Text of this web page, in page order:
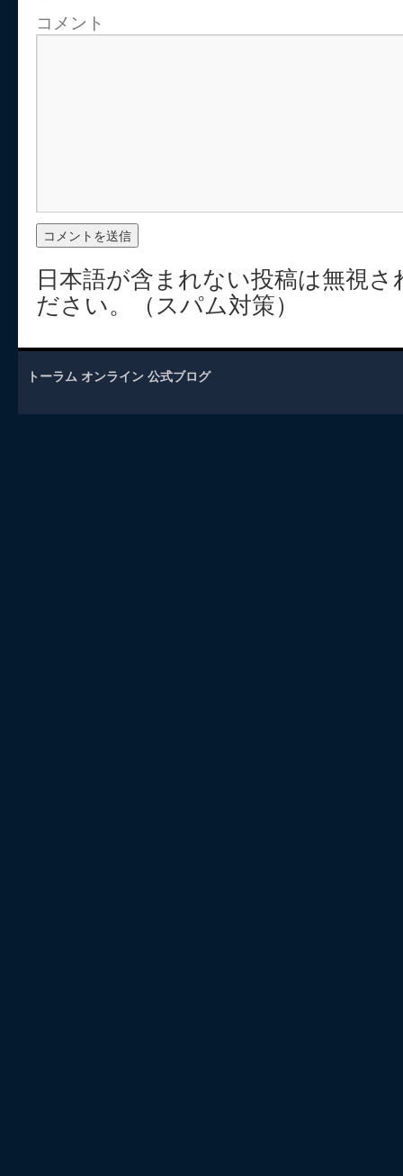
コメント
日本語が含まれない投稿は無視
ださい。（スパム対策）
トーラム オンライン 公式ブログ